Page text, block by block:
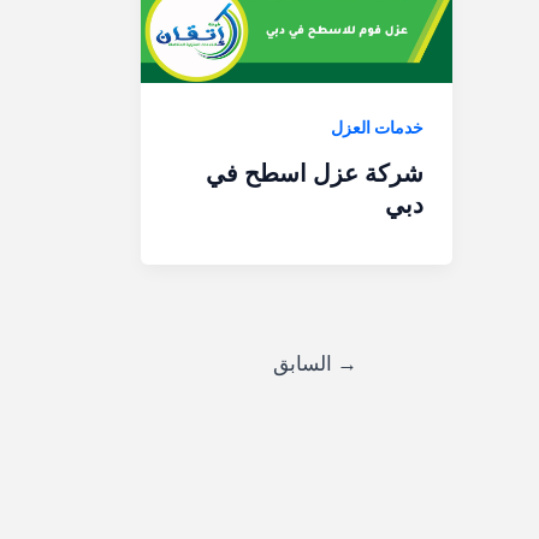
خدمات العزل
شركة عزل اسطح في
دبي
→ السابق